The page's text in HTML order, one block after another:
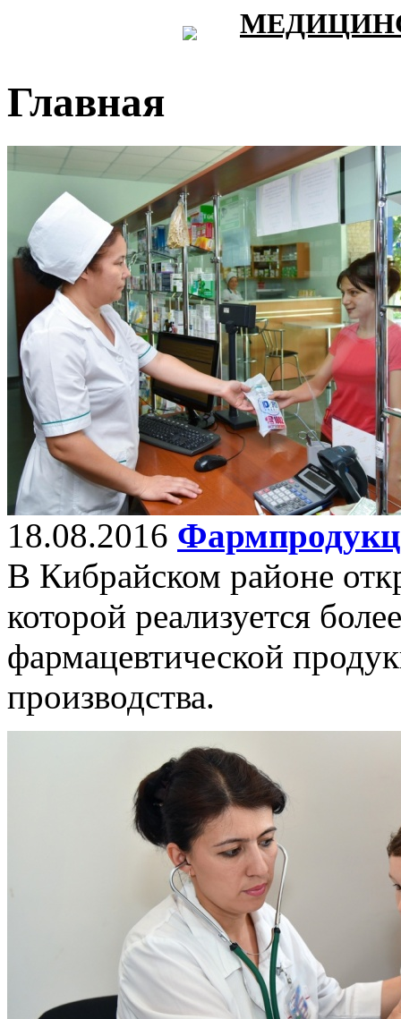
Главная
18.08.2016
В Кибрайском районе
которой реализуется
фармацевтической
производства.